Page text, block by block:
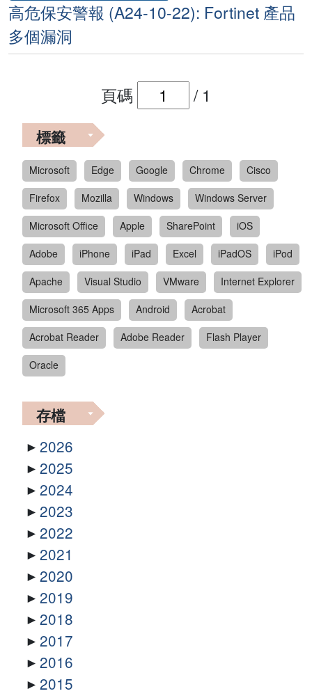
高危保安警報 (A24-10-22): Fortinet 產品
多個漏洞
頁碼 / 1
標籤
Microsoft Edge Google Chrome
Cisco
Firefox
Mozilla Windows
Windows Server
Microsoft Office
Apple SharePoint
iOS
Adobe
iPhone iPad Excel iPadOS
iPod
Apache
Visual Studio VMware
Internet Explorer
Microsoft 365 Apps
Android
Acrobat
Acrobat Reader
Adobe Reader
Flash Player
Oracle
存檔
2026
2025
2024
2023
2022
2021
2020
2019
2018
2017
2016
2015